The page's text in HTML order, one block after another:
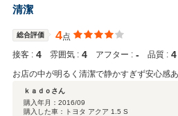
清潔
総合評価 4点
接客 : 4 雰囲気 : 4 アフター : ‐ 品質 : 4
お店の中が明るく清潔で静かすぎず安心感
ｋａｄｏさん
購入年月： 2016/09
購入した車：トヨタ アクア 1.5 S